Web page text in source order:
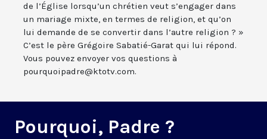
de l’Église lorsqu’un chrétien veut s’engager dans
un mariage mixte, en termes de religion, et qu’on
lui demande de se convertir dans l’autre religion ? »
C’est le père Grégoire Sabatié-Garat qui lui répond.
Vous pouvez envoyer vos questions à
pourquoipadre@ktotv.com.
Pourquoi, Padre ?